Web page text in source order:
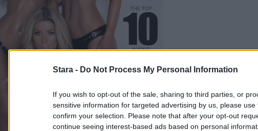
Stara - Do Not Process My Personal Information
If you wish to opt-out of the sale, sharing to third parties, or
sensitive information for targeted advertising by us, please
confirm your selection. Please note that after your opt-out
continue seeing interest-based ads based on personal